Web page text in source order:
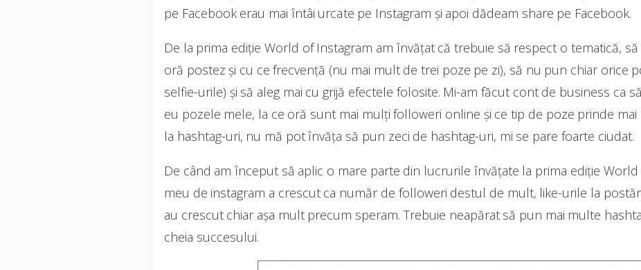
pe Facebook erau mai întâi urcate pe Instagram și apoi dădeam share pe Facebook.
De la prima ediție World of Instagram am învățat că trebuie să respect o tematică,
oră postez și cu ce frecvență (nu mai mult de trei poze pe zi), să nu pun chiar orice
selfie-urile) și să aleg mai cu grijă efectele folosite. Mi-am făcut cont de business ca
eu pozele mele, la ce oră sunt mai mulți followeri online și ce tip de poze prinde mai
la hashtag-uri, nu mă pot învăța să pun zeci de hashtag-uri, mi se pare foarte ciudat.
De când am început să aplic o mare parte din lucrurile învățate la prima ediție
meu de instagram a crescut ca număr de followeri destul de mult, like-urile la
au crescut chiar așa mult precum speram. Trebuie neapărat să pun mai multe
cheia succesului.